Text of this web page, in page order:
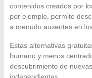
contenidos creados por
por ejemplo, permite
a menudo ausentes en
Estas alternativas
humano y menos
descubrimiento de